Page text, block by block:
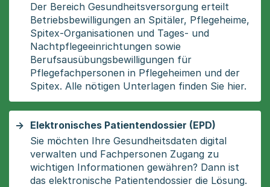
Der Bereich Gesundheitsversorgung erteilt
Betriebsbewilligungen an Spitäler, Pflegeheime,
Spitex-Organisationen und Tages- und
Nachtpflegeeinrichtungen sowie
Berufsausübungsbewilligungen für
Pflegefachpersonen in Pflegeheimen und der
Spitex. Alle nötigen Unterlagen finden Sie hier.
Elektronisches Patientendossier (EPD)
Sie möchten Ihre Gesundheitsdaten digital
verwalten und Fachpersonen Zugang zu
wichtigen Informationen gewähren? Dann ist
das elektronische Patientendossier die Lösung.